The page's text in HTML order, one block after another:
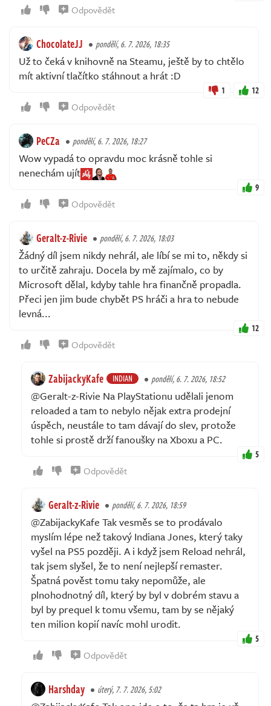
Odpovědět
ChocolateJJ pondělí, 6. 7. 2026, 18:35
Už to čeká v knihovně na Steamu, ještě by to chtělo
mít aktivní tlačítko stáhnout a hrát :D
1 12
Odpovědět
PeCZa pondělí, 6. 7. 2026, 18:27
Wow vypadá to opravdu moc krásně tohle si
nenechám ujít
9
Odpovědět
Geralt-z-Rivie pondělí, 6. 7. 2026, 18:03
Žádný díl jsem nikdy nehrál, ale líbí se mi to, někdy si
to určitě zahraju. Docela by mě zajímalo, co by
Microsoft dělal, kdyby tahle hra finančně propadla.
Přeci jen jim bude chybět PS hráči a hra to nebude
levná...
12
Odpovědět
ZabijackyKafe INDIAN pondělí, 6. 7. 2026, 18:52
@Geralt-z-Rivie Na PlayStationu udělali jenom
reloaded a tam to nebylo nějak extra prodejní
úspěch, neustále to tam dávají do slev, protože
tohle si prostě drží fanoušky na Xboxu a PC.
5
Odpovědět
Geralt-z-Rivie pondělí, 6. 7. 2026, 18:59
@ZabijackyKafe Tak vesměs se to prodávalo
myslím lépe než takový Indiana Jones, který taky
vyšel na PS5 později. A i když jsem Reload nehrál,
tak jsem slyšel, že to není nejlepší remaster.
Špatná pověst tomu taky nepomůže, ale
plnohodnotný díl, který by byl v dobrém stavu a
byl by prequel k tomu všemu, tam by se nějaký
ten milion kopií navíc mohl urodit.
5
Odpovědět
Harshday úterý, 7. 7. 2026, 5:02